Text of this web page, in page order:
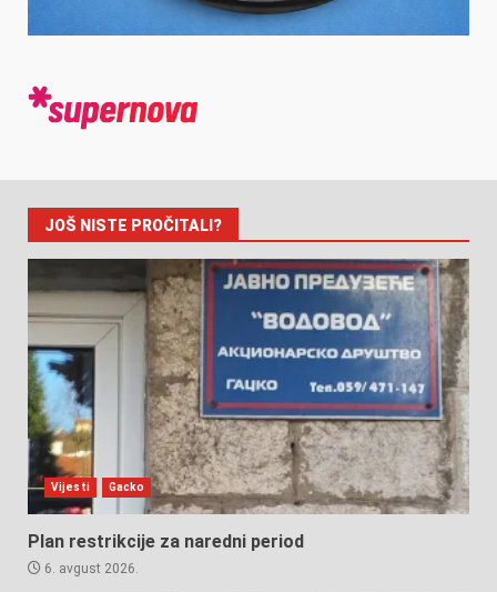
JOŠ NISTE PROČITALI?
Vijesti Gacko
Plan restrikcije za naredni period
6. avgust 2026.